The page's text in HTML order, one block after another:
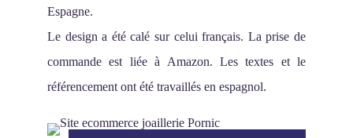
Espagne.
Le design a été calé sur celui français. La prise de
commande est liée à Amazon. Les textes et le
référencement ont été travaillés en espagnol.